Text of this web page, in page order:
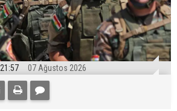
21:57 07 Ağustos 2026